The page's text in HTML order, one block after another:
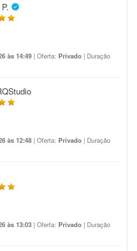
às 14:49 | Oferta: Privado | Duração
às 12:48 | Oferta: Privado | Duração
às 13:03 | Oferta: Privado | Duração